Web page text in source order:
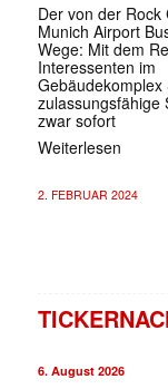
Der von der Rock
Munich Airport
Wege: Mit dem
Interessenten im
Gebäudekomplex
zulassungsfähige
zwar sofort
Weiterlesen
2. FEBRUAR 2024
6. August 2026